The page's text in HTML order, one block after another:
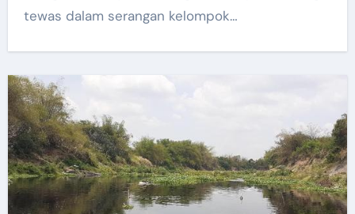
tewas dalam serangan kelompok…